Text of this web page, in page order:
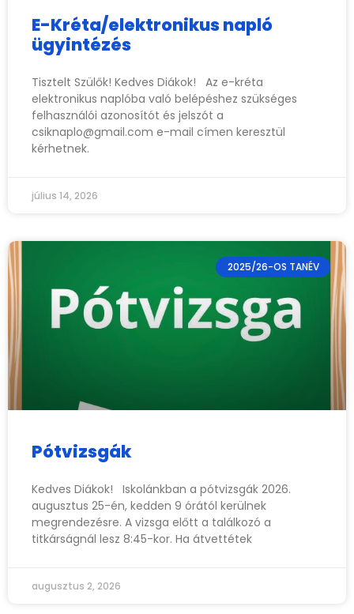
E-Kréta/elektronikus napló
ügyintézés
Tisztelt Szülők! Kedves Diákok! Az e-kréta
elektronikus naplóba való belépéshez szükséges
felhasználói azonosítót és jelszót a
csiknaplo@gmail.com e-mail címen keresztül
kérhetnek.
július 14, 2026
2025/26-OS TANÉV
Pótvizsgák
Kedves Diákok! Iskolánkban a pótvizsgák 2026.
augusztus 25-én, kedden 9 órától kerülnek
megrendezésre. A vizsga előtt a találkozó a
titkárságnál lesz 8:45-kor. Ha átvettétek
augusztus 2, 2026